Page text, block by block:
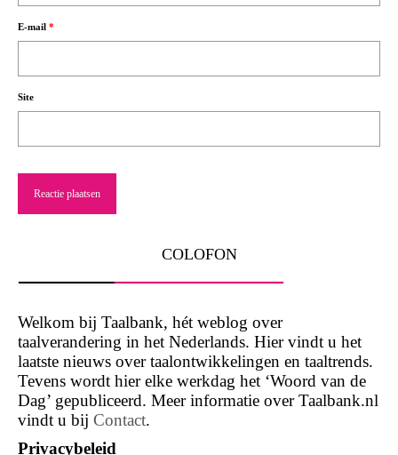
E-mail *
Site
COLOFON
Welkom bij Taalbank, hét weblog over
taalverandering in het Nederlands. Hier vindt u het
laatste nieuws over taalontwikkelingen en taaltrends.
Tevens wordt hier elke werkdag het ‘Woord van de
Dag’ gepubliceerd. Meer informatie over Taalbank.nl
vindt u bij Contact.
Privacybeleid